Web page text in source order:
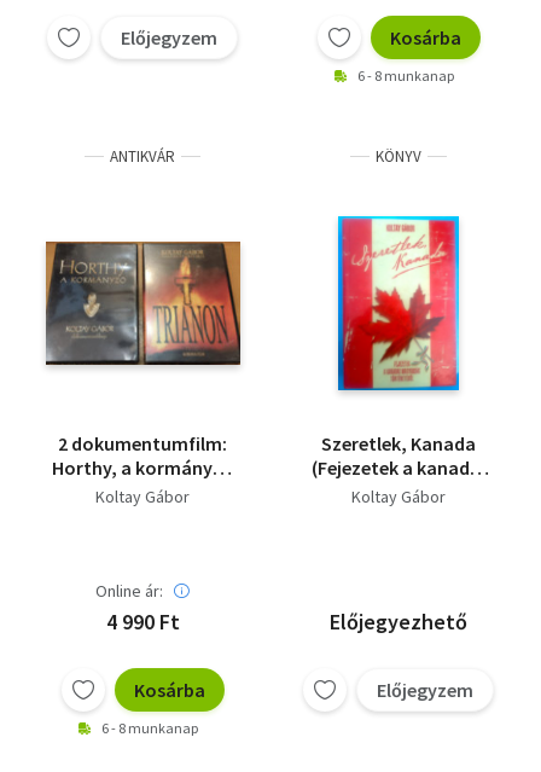
Előjegyzem
Kosárba
6 - 8 munkanap
ANTIKVÁR
2 dokumentumfilm:
Horthy, a kormányzó
+ Trianon (2 DVD)
Koltay Gábor
Online ár:
4 990 Ft
Kosárba
6 - 8 munkanap
KÖNYV
Szeretlek, Kanada
(Fejezetek a kanadai
magyarság
Koltay Gábor
Előjegyezhető
Előjegyzem